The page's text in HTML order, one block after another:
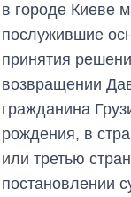
в городе Киеве
послужившие
принятия
возвращении
гражданина
рождения, в
или третью
постановлении